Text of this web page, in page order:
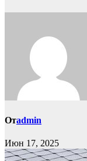
Отadmin
Июн 17, 2025